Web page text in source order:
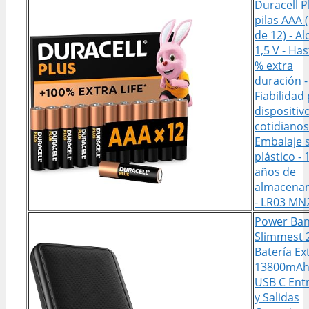
Duracell
pilas AAA
de 12) -
1,5 V -
% extra
duración -
Fiabilidad
Embalaje
plástico -
años de
- LR03
Power
Slimmest
Batería
USB C
y Salidas